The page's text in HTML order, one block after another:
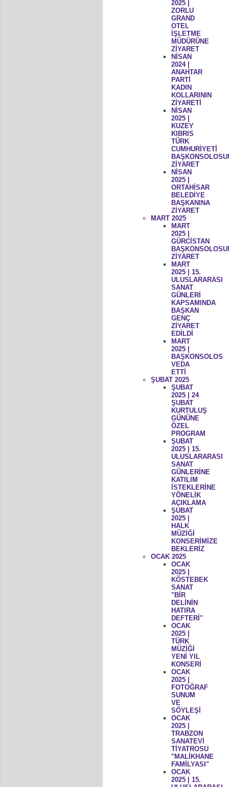
2025 |
ZORLU
GRAND
OTEL
İŞLETME
MÜDÜRÜNE
ZİYARET
NİSAN
2024 |
ANAHTAR
PARTİ
KADIN
KOLLARININ
ZİYARETİ
NİSAN
2025 |
KUZEY
KIBRIS
TÜRK
CUMHURİYETİ
ZİYARET
NİSAN
2025 |
ORTAHİSAR
BELEDİYE
BAŞKANINA
ZİYARET
MART 2025
MART
2025 |
GÜRCİSTAN
ZİYARET
MART
2025 | 15.
ULUSLARARASI
SANAT
GÜNLERİ
KAPSAMINDA
BAŞKAN
GENÇ
ZİYARET
EDİLDİ
MART
2025 |
BAŞKONSOLOS
VEDA
ETTİ
ŞUBAT 2025
ŞUBAT
2025 | 24
ŞUBAT
KURTULUŞ
GÜNÜNE
ÖZEL
PROGRAM
ŞUBAT
2025 | 15.
ULUSLARARASI
SANAT
GÜNLERİNE
KATILIM
İSTEKLERİNE
YÖNELİK
AÇIKLAMA
ŞUBAT
2025 |
HALK
MÜZİĞİ
KONSERİMİZE
BEKLERİZ
OCAK 2025
OCAK
2025 |
KÖSTEBEK
SANAT
"BİR
DELİNİN
HATIRA
DEFTERİ"
OCAK
2025 |
TÜRK
MÜZİĞİ
YENİ YIL
KONSERİ
OCAK
2025 |
FOTOĞRAF
SUNUM
VE
SÖYLEŞİ
OCAK
2025 |
TRABZON
SANATEVİ
TİYATROSU
"MALİKHANE
FAMİLYASI"
OCAK
2025 | 15.